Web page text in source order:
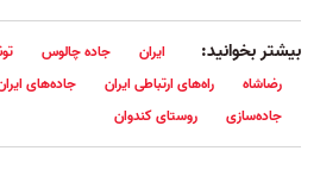
بیشتر بخوانید: ایران جاده چالوس
رضاشاه
راه‌های ارتباطی ایران جاده‌های
جاده‌سازی
روستای کندوان